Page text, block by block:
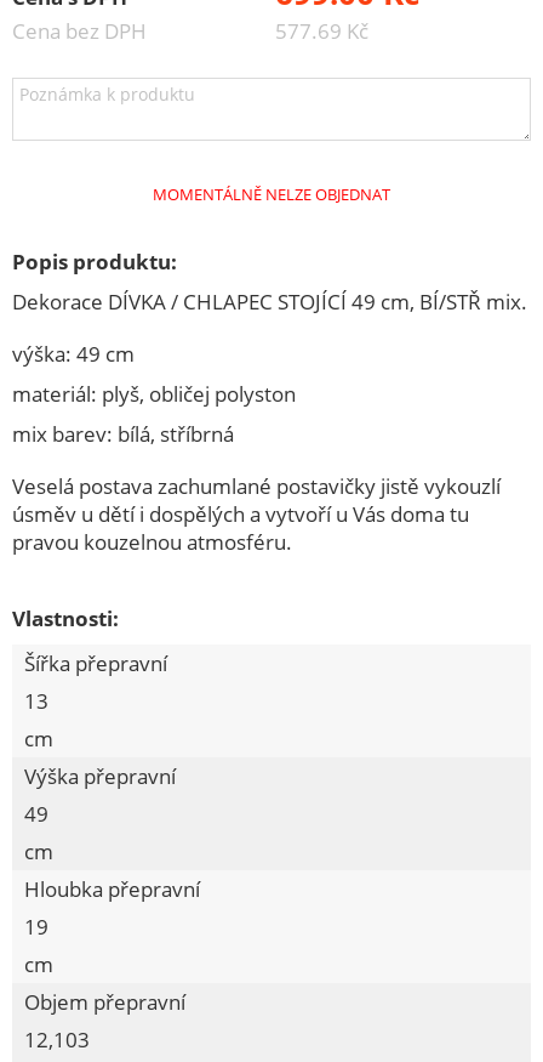
ELEKTRO
KUCHYŇSKÉ POTŘEBY
M.A.T.ýsek
Speciální akce
ŽELEZÁŘSTVÍ
DOMÁCNOST
POTŘEBY PRO PEČENÍ
KUCHYŇSKÉ NÁČINÍ
NOŽÍŘSKÉ VÝROBKY
OSTATNÍ
TERMONÁDOBY
KOUPELNOVÉ DOPLŇKY
ŽEHLENÍ, SUŠENÍ, VĚŠENÍ
DĚTSKÉ ZBOŽÍ
VÝROBKY DŘEVĚNÉ
POTŘEBY PRO ÚKLID
Cena bez DPH 577.69 Kč
MOMENTÁLNĚ NELZE OBJEDNAT
Popis produktu:
Dekorace DÍVKA / CHLAPEC STOJÍCÍ 49 cm, BÍ/STŘ mix.
výška: 49 cm
materiál: plyš, obličej polyston
mix barev: bílá, stříbrná
Veselá postava zachumlané postavičky jistě vykouzlí
úsměv u dětí i dospělých a vytvoří u Vás doma tu
pravou kouzelnou atmosféru.
Vlastnosti:
Šířka přepravní
13
cm
Výška přepravní
49
cm
Hloubka přepravní
19
cm
Objem přepravní
12,103